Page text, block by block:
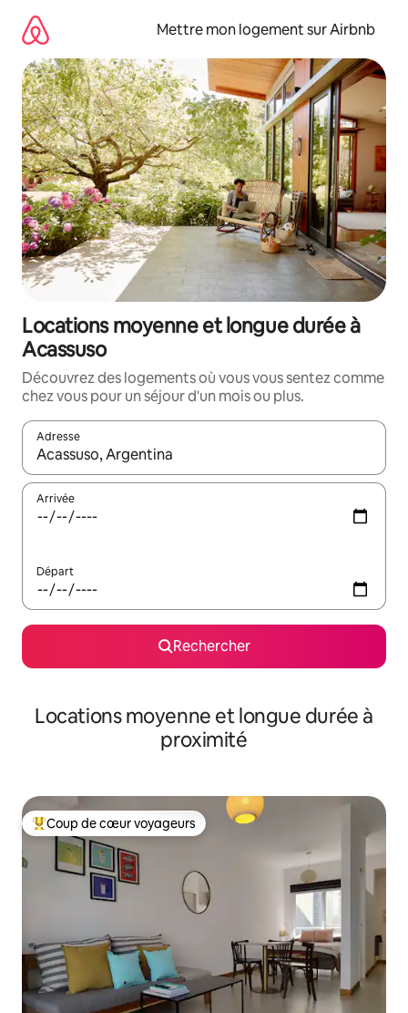
directement
contenu
Mettre mon logement sur Airbnb
Locations moyenne et longue durée à
Acassuso
Découvrez des logements où vous vous sentez comme
chez vous pour un séjour d'un mois ou plus.
Adresse
Lorsque les résultats s'affichent, utilisez les flèches vers le
Arrivée
Départ
Rechercher
Locations moyenne et longue durée à
proximité
Coups de cœur voyageurs les plus appréciés
Coup de cœur voyageurs